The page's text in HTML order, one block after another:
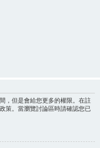
，但是會給您更多的權限。在註
策。當瀏覽討論區時請確認您已